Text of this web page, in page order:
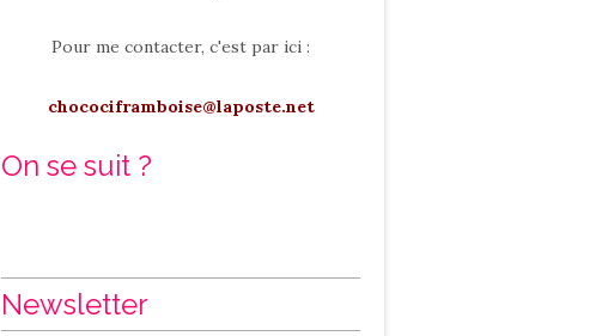
Pour me contacter, c'est par ici :
chocociframboise@laposte.net
On se suit ?
Newsletter